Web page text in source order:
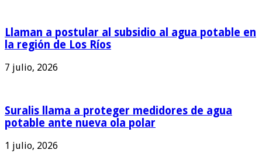
Llaman a postular al subsidio al agua potable en
la región de Los Ríos
7 julio, 2026
Suralis llama a proteger medidores de agua
potable ante nueva ola polar
1 julio, 2026